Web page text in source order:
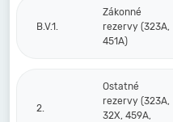
B.V.1.
Zákonné
rezervy (323A,
451A)
2.
Ostatné
rezervy (323A,
32X, 459A,